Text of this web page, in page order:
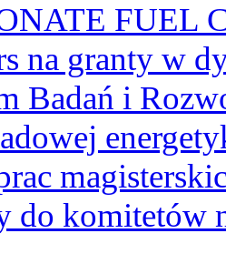
FUEL
na granty w
Badań i
do komitetów